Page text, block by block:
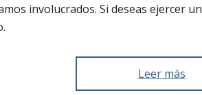
involucrados. Si deseas ejercer
Leer más